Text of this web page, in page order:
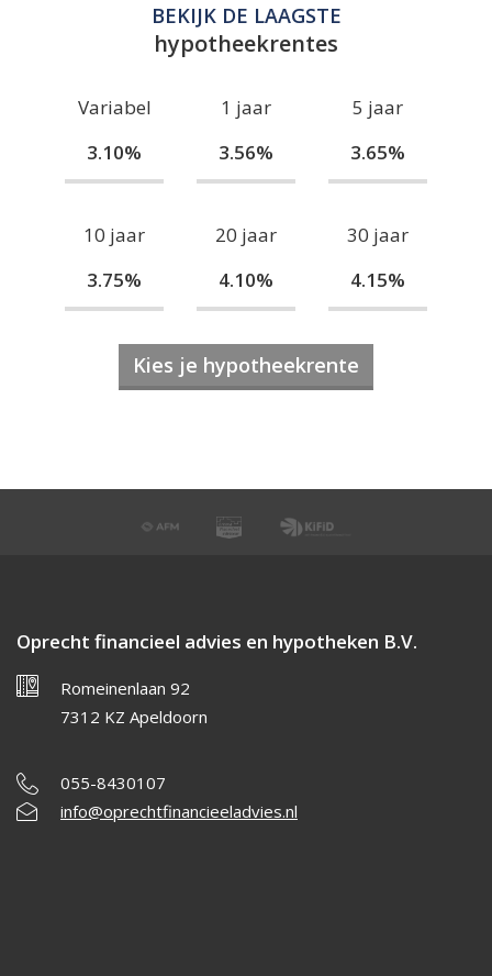
BEKIJK DE LAAGSTE
hypotheekrentes
Variabel
3.10%
1 jaar
3.56%
5 jaar
3.65%
10 jaar
3.75%
20 jaar
4.10%
30 jaar
4.15%
Kies je hypotheekrente
Oprecht financieel advies en hypotheken B.V.
Romeinenlaan 92
7312 KZ Apeldoorn
055-8430107
info@oprechtfinancieeladvies.nl